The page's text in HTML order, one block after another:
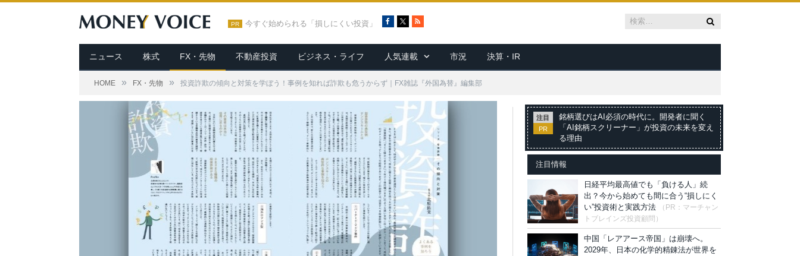
PR 今すぐ始められる「損しにくい投資」
c
e
b
o
R
S
ニュース 株式 FX・先物 不動産投資 ビジネス・ライフ 人気連載 市況 決算・IR
HOME » FX・先物 » 投資詐欺の傾向と対策を学ぼう！事例を知れば詐欺も危うからず｜FX雑誌『外国為替』編集部
注目
PR
銘柄選びはAI必須の時代に。開発者に聞く
「AI銘柄スクリーナー」が投資の未来を変え
る理由
注目情報
日経平均最高値でも「負ける人」続
出？今から始めても間に合う“損しにく
い”投資術と実践方法
（PR：マーチャン
トブレインズ投資顧問）
中国「レアアース帝国」は崩壊へ。
2029年、日本の化学的精錬法が世界を